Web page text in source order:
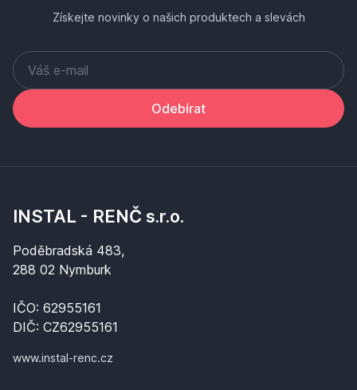
Získejte novinky o našich produktech a slevách
Odebírat
INSTAL - RENČ s.r.o.
Poděbradská 483,
288 02 Nymburk
IČO: 62955161
DIČ: CZ62955161
www.instal-renc.cz